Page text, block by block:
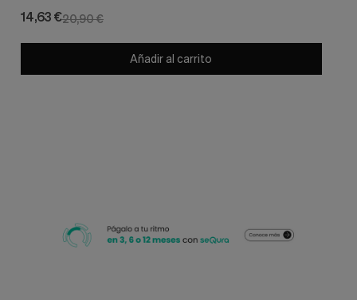
20,90 €
14,63 €
Añadir al carrito